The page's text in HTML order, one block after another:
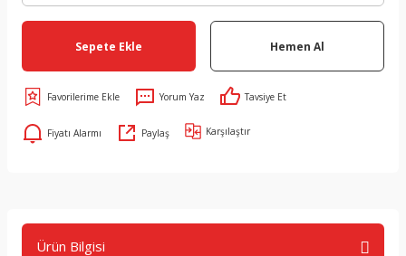
Sepete Ekle Hemen Al
Yorum Yaz Tavsiye Et
Fiyatı Alarmı Paylaş Karşılaştır
Ürün Bilgisi